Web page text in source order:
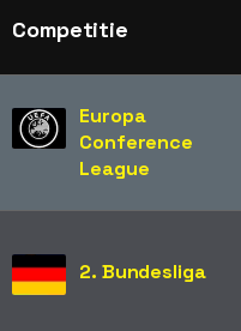
Competitie
Europa
Conference
League
2. Bundesliga